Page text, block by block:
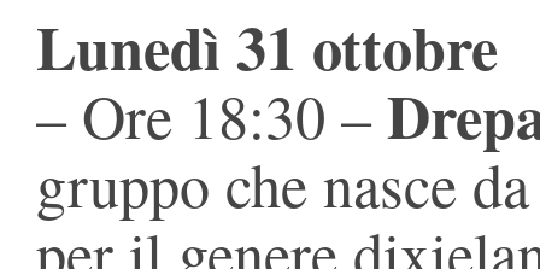
Lunedì 31 ottobre
– Ore 18:30 –
gruppo che nasce
per il genere